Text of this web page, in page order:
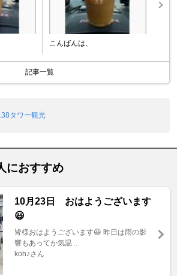
こんばんは、
記事一覧
タワー観光
におすすめ
10月23日 おはようございます
😃
皆様おはようございます😃 昨日は雨の影
響もあってか気温 ...
koh♪さん